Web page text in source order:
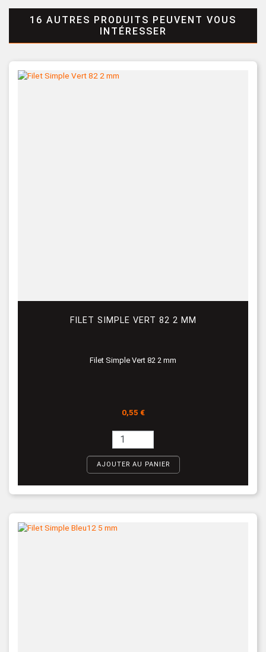
16 AUTRES PRODUITS PEUVENT VOUS
INTÉRESSER
FILET SIMPLE VERT 82 2 MM
Filet Simple Vert 82 2 mm
Prix
0,55 €
AJOUTER AU PANIER